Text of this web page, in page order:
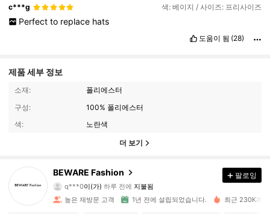
c***g 색: 베이지 / 사이즈: 프리사이즈
Perfect to replace hats
도움이 됨 (28)
제품 세부 정보
소재:
폴리에스터
구성:
100% 폴리에스터
색:
노란색
더 보기
BEWARE Fashion
4.93
8.7K 팔로워
m***a다음 10시간 전
팔로잉
높은 재방문 고객 1년 전에 설립되었습니다. 최근 230K개